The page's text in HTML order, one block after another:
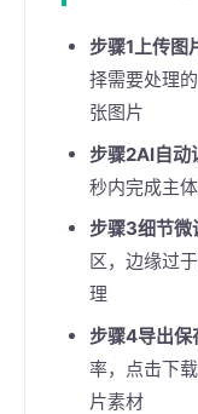
步骤1上传图
择需要处理
张图片
步骤2AI自动
秒内完成主
步骤3细节微
区，边缘过
理
步骤4导出保
率，点击下
片素材